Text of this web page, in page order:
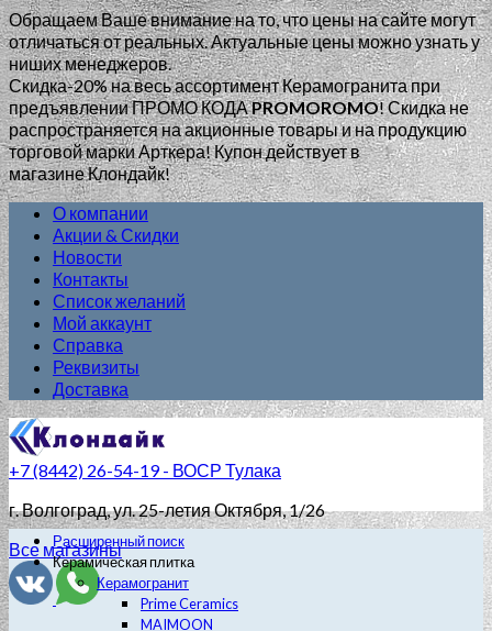
Обращаем Ваше внимание на то, что цены на сайте могут
отличаться от реальных. Актуальные цены можно узнать у
ниших менеджеров.
Скидка-20% на весь ассортимент Керамогранита при
предъявлении ПРОМО КОДАPROMOROMO!Скидка не
распространяется на акционные товары и на продукцию
торговой марки Арткера! Купон действует в
магазине Клондайк!
О компании
Акции & Скидки
Новости
Контакты
Список желаний
Мой аккаунт
Справка
Реквизиты
Доставка
+7 (8442) 26-54-19 - ВОСР Тулака
г. Волгоград, ул. 25-летия Октября, 1/26
Все магазины
Расширенный поиск
Керамическая плитка
Керамогранит
Prime Ceramics
MAIMOON